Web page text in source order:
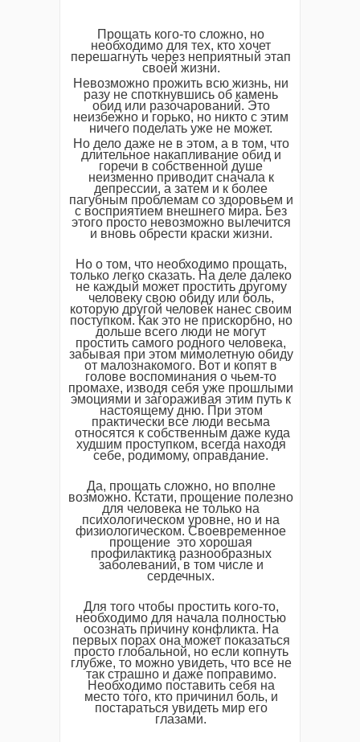
Прощать кого-то сложно, но
необходимо для тех, кто хочет
перешагнуть через неприятный этап
своей жизни.
Невозможно прожить всю жизнь, ни
разу не споткнувшись об камень
обид или разочарований. Это
неизбежно и горько, но никто с этим
ничего поделать уже не может.
Но дело даже не в этом, а в том, что
длительное накапливание обид и
горечи в собственной душе
неизменно приводит сначала к
депрессии, а затем и к более
пагубным проблемам со здоровьем и
с восприятием внешнего мира. Без
этого просто невозможно вылечится
и вновь обрести краски жизни.
Но о том, что необходимо прощать,
только легко сказать. На деле далеко
не каждый может простить другому
человеку свою обиду или боль,
которую другой человек нанес своим
поступком. Как это не прискорбно, но
дольше всего люди не могут
простить самого родного человека,
забывая при этом мимолетную обиду
от малознакомого. Вот и копят в
голове воспоминания о чьем-то
промахе, изводя себя уже прошлыми
эмоциями и загораживая этим путь к
настоящему дню. При этом
практически все люди весьма
относятся к собственным даже куда
худшим проступком, всегда находя
себе, родимому, оправдание.
Да, прощать сложно, но вполне
возможно. Кстати, прощение полезно
для человека не только на
психологическом уровне, но и на
физиологическом. Своевременное
прощение это хорошая
профилактика разнообразных
заболеваний, в том числе и
сердечных.
Для того чтобы простить кого-то,
необходимо для начала полностью
осознать причину конфликта. На
первых порах она может показаться
просто глобальной, но если копнуть
глубже, то можно увидеть, что все не
так страшно и даже поправимо.
Необходимо поставить себя на
место того, кто причинил боль, и
постараться увидеть мир его
глазами.